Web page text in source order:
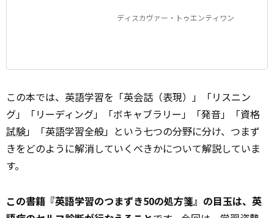
ディスカヴァー・トゥエンティワン
この本では、英語学習を「英会話（表現）」「リスニン
グ」「リーディング」「ボキャブラリー」「発音」「資格
試験」「英語学習全般」という七つの分野に分け、つまず
きをどのように解消していくべきかについて解説していま
す。
この書籍『英語学習のつまずき50の処方箋』の目玉は、英